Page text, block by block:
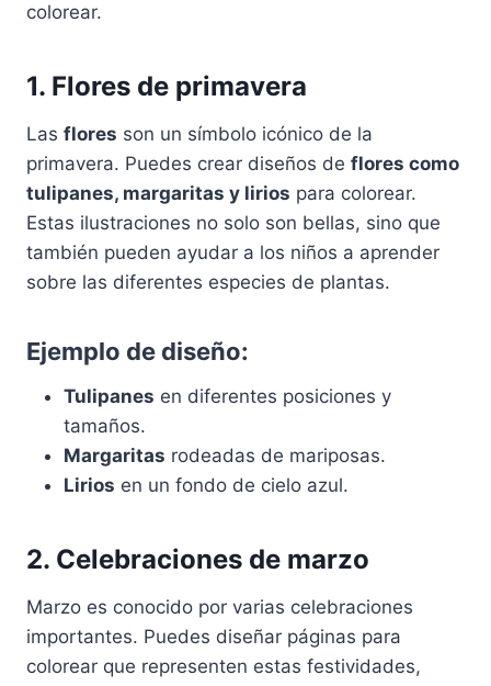
colorear.
1. Flores de primavera
Las flores son un símbolo icónico de la
primavera. Puedes crear diseños de flores como
tulipanes, margaritas y lirios para colorear.
Estas ilustraciones no solo son bellas, sino que
también pueden ayudar a los niños a aprender
sobre las diferentes especies de plantas.
Ejemplo de diseño:
Tulipanes en diferentes posiciones y
tamaños.
Margaritas rodeadas de mariposas.
Lirios en un fondo de cielo azul.
2. Celebraciones de marzo
Marzo es conocido por varias celebraciones
importantes. Puedes diseñar páginas para
colorear que representen estas festividades,